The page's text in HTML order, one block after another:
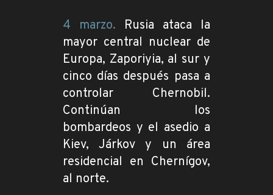
4 marzo. Rusia ataca la
mayor central nuclear de
Europa, Zaporiyia, al sur y
cinco días después pasa a
controlar Chernobil.
Continúan los
bombardeos y el asedio a
Kiev, Járkov y un área
residencial en Chernígov,
al norte.